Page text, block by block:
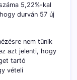
5,22%-kal
durván 57 új
nem tűnik
azt jelenti, hogy
tartó
vételi